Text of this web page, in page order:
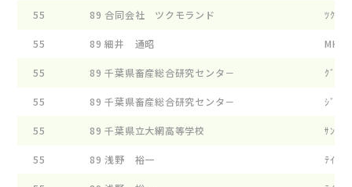
55 89 合同会社 ツクモランド ﾂｸﾓﾗ
55 89 細井 通昭 MHD
55 89 千葉県畜産総合研究センタ－ ｸﾞﾘ-
55 89 千葉県畜産総合研究センタ－ ｼﾞﾖﾊ
55 89 千葉県立大網高等学校 ｻﾝﾉ-
55 89 浅野 裕一 ﾃｲﾌｱ